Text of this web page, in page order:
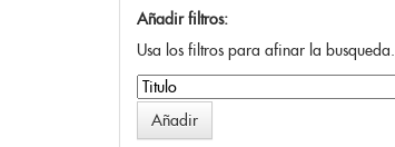
Añadir filtros:
Usa los filtros para afinar la busqueda.